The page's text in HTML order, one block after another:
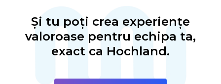
Și tu poți crea experiențe
valoroase pentru echipa ta,
exact ca Hochland.